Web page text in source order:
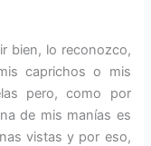
bien, lo reconozco,
caprichos o mis
pero, como por
de mis manías es
vistas y por eso,